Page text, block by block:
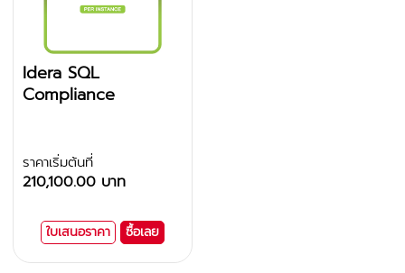
Idera SQL
Compliance
ราคาเริ่มต้นที่
210,100.00 บาท
ใบเสนอราคา ซื้อเลย